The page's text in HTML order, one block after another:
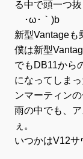
る中で頭一つ
´･ω･｀)b
新型Vantageも
僕は新型
でもDB11から
になってしま
ンマーティン
雨の中でも、
ぇ。
いつかはV12サ